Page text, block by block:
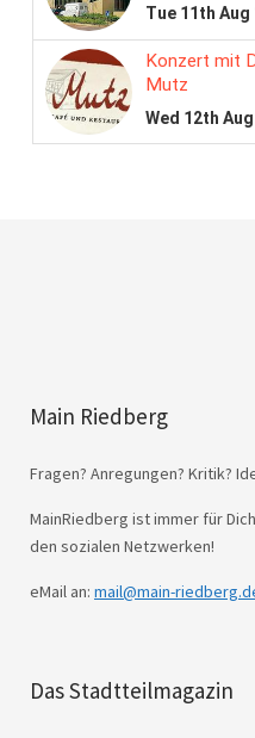
Main Riedberg
Fragen? Anregungen? Kritik?
MainRiedberg ist immer für
den sozialen Netzwerken!
eMail an: mail@main-
Das Stadtteilmagazin